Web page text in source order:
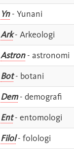
Yn- Yunani
Ark- Arkeologi
Astron- astronomi
Bot- botani
Dem- demografi
Ent- entomologi
Filol- folologi